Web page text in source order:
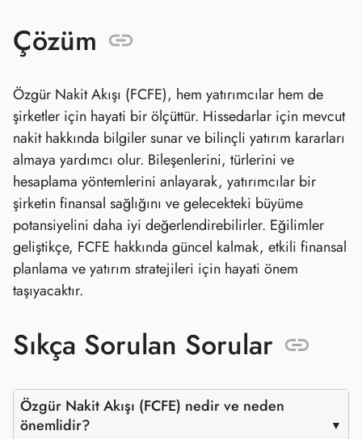
Çözüm
Özgür Nakit Akışı (FCFE), hem yatırımcılar hem de
şirketler için hayati bir ölçüttür. Hissedarlar için mevcut
nakit hakkında bilgiler sunar ve bilinçli yatırım kararları
almaya yardımcı olur. Bileşenlerini, türlerini ve
hesaplama yöntemlerini anlayarak, yatırımcılar bir
şirketin finansal sağlığını ve gelecekteki büyüme
potansiyelini daha iyi değerlendirebilirler. Eğilimler
geliştikçe, FCFE hakkında güncel kalmak, etkili finansal
planlama ve yatırım stratejileri için hayati önem
taşıyacaktır.
Sıkça Sorulan Sorular
Özgür Nakit Akışı (FCFE) nedir ve neden
önemlidir?